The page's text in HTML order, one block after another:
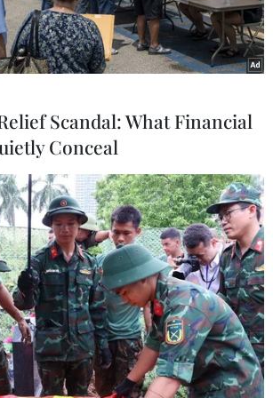
làm công tác cấp phát thuốc. (Ảnh:
TTXVN/Vietnam+)
Bộ Y tế, sau ngày 31/12/2022,
giấy đăng ký lưu hành thuốc
Scandal: What Financial
Conceal